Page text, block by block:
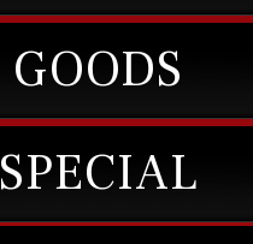
GOODS
SPECIAL